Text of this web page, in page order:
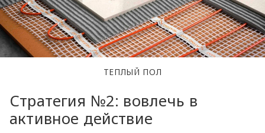
ТЕПЛЫЙ ПОЛ
Стратегия №2: вовлечь в
активное действие